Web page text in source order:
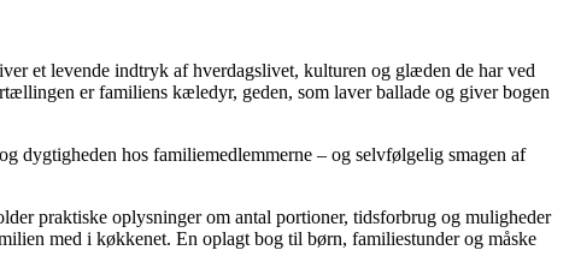
et levende indtryk af hverdagslivet, kulturen og glæden de har ved
er familiens kæledyr, geden, som laver ballade og giver bogen
dygtigheden hos familiemedlemmerne – og selvfølgelig smagen af
praktiske oplysninger om antal portioner, tidsforbrug og muligheder
med i køkkenet. En oplagt bog til børn, familiestunder og måske